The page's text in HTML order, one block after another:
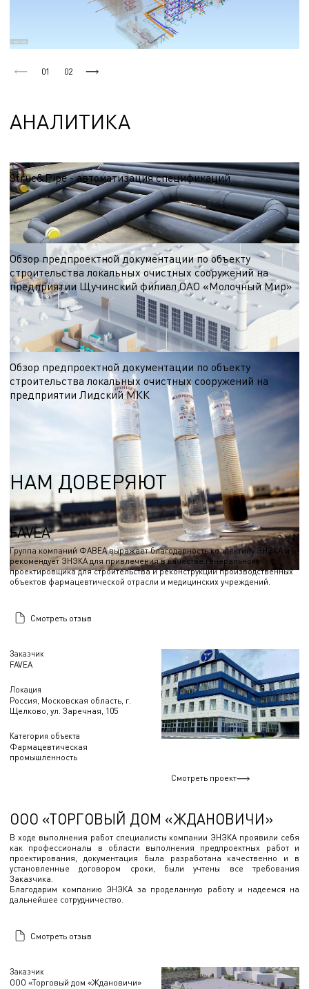
01 02
АНАЛИТИКА
Struc&Pipe - автоматизация спецификаций
При разработке проектной документации раздела наружных сетей
водоснабжения и канализации одними из важнейших листов являются
таблицы водопроводных и канализационных колодцев
10.11.2022
Обзор предпроектной документации по объекту
строительства локальных очистных сооружений на
предприятии Щучинский филиал ОАО «Молочный Мир»
В рамках разработки предпроектной документации выполнено исследование
водного объекта, которым определили:
10.11.2022
Обзор предпроектной документации по объекту
строительства локальных очистных сооружений на
предприятии Лидский МКК
В рамках разработки предпроектной документации выполнено исследование
водного объекта, которым определили:
НАМ ДОВЕРЯЮТ
Заказчик
FAVEA
Локация
Россия, Московская область, г.
Щелково, ул. Заречная, 105
Категория объекта
Фармацевтическая
промышленность
FAVEA
Группа компаний ФАВЕА выражает благодарность коллективу ЭНЭКА и
рекомендует ЭНЭКА для привлечения в качестве генерального
проектировщика для строительства и реконструкции производственных
объектов фармацевтической отрасли и медицинских учреждений.
Смотреть отзыв
Смотреть проект
Заказчик
ООО «Торговый дом «Ждановичи»
ООО «ТОРГОВЫЙ ДОМ «ЖДАНОВИЧИ»
В ходе выполнения работ специалисты компании ЭНЭКА проявили себя
как профессионалы в области выполнения предпроектных работ и
проектирования, документация была разработана качественно и в
установленные договором сроки, были учтены все требования
Заказчика.
Благодарим компанию ЭНЭКА за проделанную работу и надеемся на
дальнейшее сотрудничество.
Смотреть отзыв